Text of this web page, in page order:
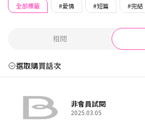
全部標籤 #愛情 #短篇 #完結
租閱
選取購買話次
非會員試閱
2025.03.05